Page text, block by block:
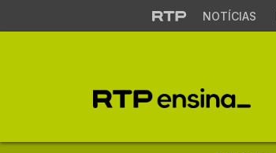
NOTÍCIAS